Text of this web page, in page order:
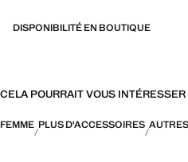
DISPONIBILITÉ EN BOUTIQUE
CELA POURRAIT VOUS INTÉRESSER
FEMME PLUS D'ACCESSOIRES